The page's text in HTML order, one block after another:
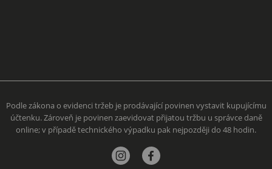
Podle zákona o evidenci tržeb je prodávající povinen vystavit kupujícímu
účtenku. Zároveň je povinen zaevidovat přijatou tržbu u správce daně
online; v případě technického výpadku pak nejpozději do 48 hodin.